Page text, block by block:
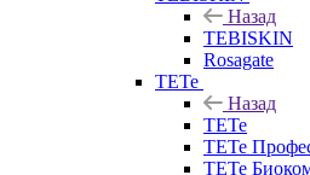
Назад
TEBISKIN
Rosagate
TETe
Назад
TETe
TETe
TETe